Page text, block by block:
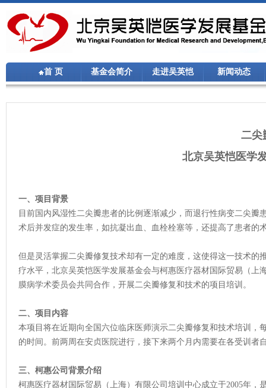
首 页 基金会简介 走进吴英恺 新闻动态
二尖
北京吴英恺医学
一、项目背景
目前国内风湿性二尖瓣患者的比例逐渐减少，而退行性病变二尖
术后并发症的发生率，如抗凝出血、血栓栓塞等，还提高了患者
但是灵活掌握二尖瓣修复技术却有一定的难度，这使得这一技术
疗水平，北京吴英恺医学发展基金会与柯惠医疗器材国际贸易（
膜病学术委员会共同合作，开展二尖瓣修复和技术的项目培训。
二、项目内容
本项目将在近期向全国六位临床医师演示二尖瓣修复和技术培训
的时间。前两周在安贞医院进行，接下来两个月内需要在各受训者
三、柯惠公司背景介绍
柯惠医疗器材国际贸易（上海）有限公司培训中心成立于2005年